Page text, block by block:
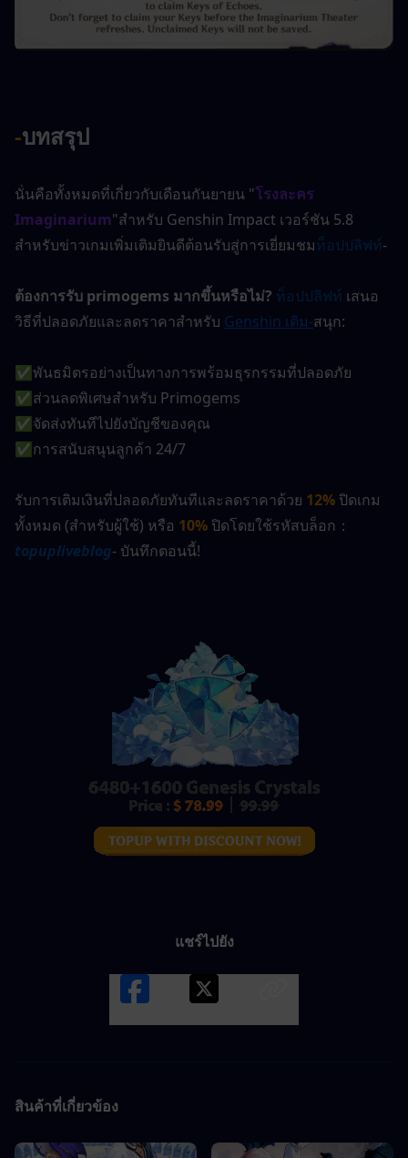
-บทสรุป
นั่นคือทั้งหมดที่เกี่ยวกับเดือนกันยายน "โรงละคร
Imaginarium"สำหรับ Genshin Impact เวอร์ชัน 5.8
สำหรับข่าวเกมเพิ่มเติมยินดีต้อนรับสู่การเยี่ยมชมท็อปปลิฟท์-
ต้องการรับ primogems มากขึ้นหรือไม่? ท็อปปลิฟท์ เสนอ
วิธีที่ปลอดภัยและลดราคาสำหรับ Genshin เติม-สนุก:
✅พันธมิตรอย่างเป็นทางการพร้อมธุรกรรมที่ปลอดภัย
✅ส่วนลดพิเศษสำหรับ Primogems
✅จัดส่งทันทีไปยังบัญชีของคุณ
✅การสนับสนุนลูกค้า 24/7
รับการเติมเงินที่ปลอดภัยทันทีและลดราคาด้วย 12%ปิดเกม
ทั้งหมด (สำหรับผู้ใช้) หรือ 10% ปิดโดยใช้รหัสบล็อก：
topupliveblog- บันทึกตอนนี้!
แชร์ไปยัง
สินค้าที่เกี่ยวข้อง